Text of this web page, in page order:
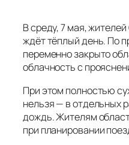
В среду, 7 мая,
ждёт тёплый день. По
переменно закрыто
облачность с
При этом полностью
нельзя — в отдельных
дождь. Жителям
при планировании